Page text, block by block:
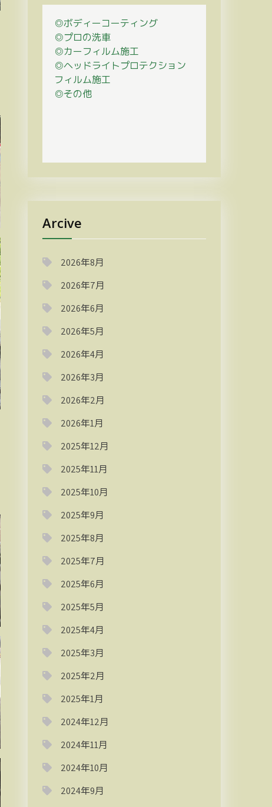
◎ボディーコーティング
◎プロの洗車
◎カーフィルム施工
◎ヘッドライトプロテクション
フィルム施工
◎その他
Arcive
2026年8月
2026年7月
2026年6月
2026年5月
2026年4月
2026年3月
2026年2月
2026年1月
2025年12月
2025年11月
2025年10月
2025年9月
2025年8月
2025年7月
2025年6月
2025年5月
2025年4月
2025年3月
2025年2月
2025年1月
2024年12月
2024年11月
2024年10月
2024年9月